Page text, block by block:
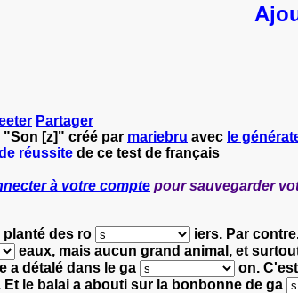
Partager
"Son [z]" créé par mariebru avec le
réussite de ce test de français
à votre compte pour sauvegarder
planté des ro iers. Par
eaux, mais aucun grand animal, et
a détalé dans le ga on.
Et le balai a abouti sur la bonbonne de ga